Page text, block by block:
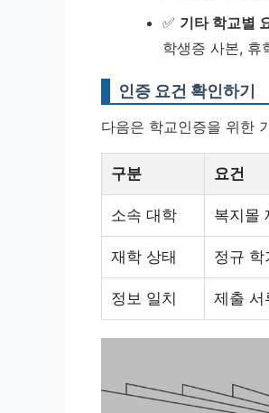
✅ 기타 학교별
학생증 사본, 휴
인증 요건 확인하기
다음은 학교인증을 위한
구분 요건
소속 대학 복지몰
재학 상태 정규
정보 일치 제출 서